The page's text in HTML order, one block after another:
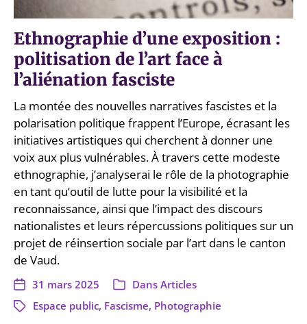
Ethnographie d’une exposition :
politisation de l’art face à
l’aliénation fasciste
La montée des nouvelles narratives fascistes et la
polarisation politique frappent l’Europe, écrasant les
initiatives artistiques qui cherchent à donner une
voix aux plus vulnérables. À travers cette modeste
ethnographie, j’analyserai le rôle de la photographie
en tant qu’outil de lutte pour la visibilité et la
reconnaissance, ainsi que l’impact des discours
nationalistes et leurs répercussions politiques sur un
projet de réinsertion sociale par l’art dans le canton
de Vaud.
31 mars 2025 Dans Articles
Espace public, Fascisme, Photographie